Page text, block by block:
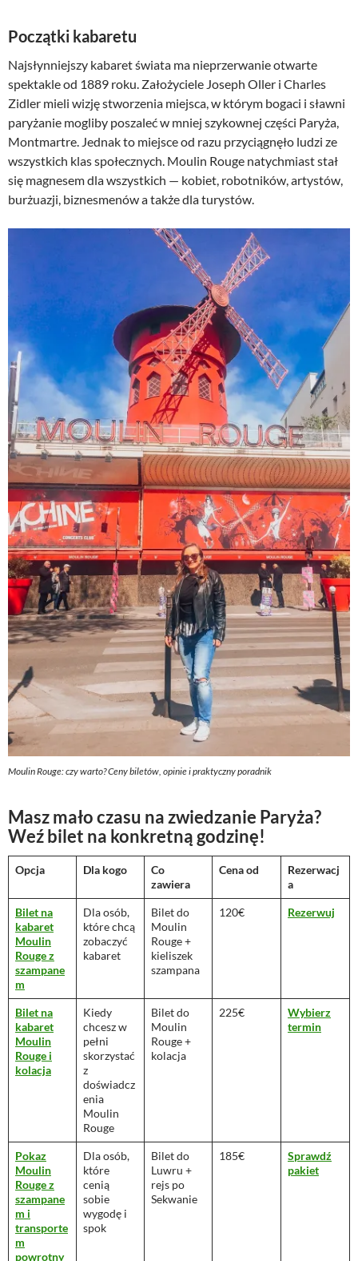
Początki kabaretu
Najsłynniejszy kabaret świata ma nieprzerwanie otwarte
spektakle od 1889 roku. Założyciele Joseph Oller i Charles
Zidler mieli wizję stworzenia miejsca, w którym bogaci i sławni
paryżanie mogliby poszaleć w mniej szykownej części Paryża,
Montmartre. Jednak to miejsce od razu przyciągnęło ludzi ze
wszystkich klas społecznych. Moulin Rouge natychmiast stał
się magnesem dla wszystkich — kobiet, robotników, artystów,
burżuazji, biznesmenów a także dla turystów.
Moulin Rouge: czy warto? Ceny biletów, opinie i praktyczny poradnik
Masz mało czasu na zwiedzanie Paryża?
Weź bilet na konkretną godzinę!
Opcja Dla kogo
Co
zawiera
Cena od
Rezerwacj
a
Bilet na
kabaret
Moulin
Rouge z
szampane
m
Dla osób,
które chcą
zobaczyć
kabaret
Bilet do
Moulin
Rouge +
kieliszek
szampana
120€ Rezerwuj
Bilet na
kabaret
Moulin
Rouge i
kolacja
Kiedy
chcesz w
pełni
skorzystać
z
doświadcz
enia
Moulin
Rouge
Bilet do
Moulin
Rouge +
kolacja
225€
Wybierz
termin
Pokaz
Moulin
Rouge z
szampane
m i
transporte
m
powrotny
Dla osób,
które
cenią
sobie
wygodę i
spok
Bilet do
Luwru +
rejs po
Sekwanie
185€
Sprawdź
pakiet